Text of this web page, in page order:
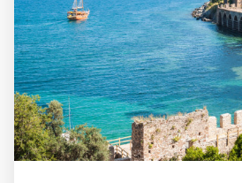
turistaközpontokban szinte mindenhol
Készpénzt a devizaváltóknál célszerű
kedvezőbb az árfolyam, mint a
12 óra, délután pedig 13 és 17 óra
bevásárlóközpontokban hosszabb
Rendszerint minden banknál van
vagy hitelkártyával bármikor tudunk